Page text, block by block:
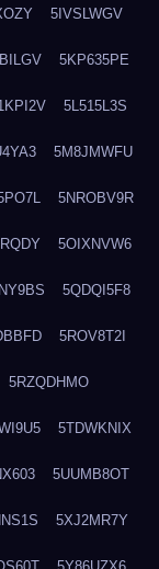
5IVSLWGV
5KP635PE
5L515L3S
5M8JMWFU
5NROBV9R
5OIXNVW6
5QDQI5F8
5ROV8T2I
5RZQDHMO
5TDWKNIX
5UUMB8OT
5XJ2MR7Y